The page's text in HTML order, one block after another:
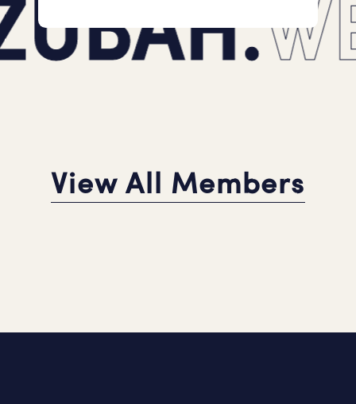
View All Members